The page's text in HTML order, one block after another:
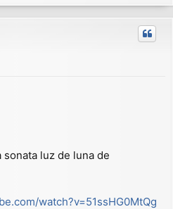
r
r
luz de luna de
watch?v=51ssHG0MtQg